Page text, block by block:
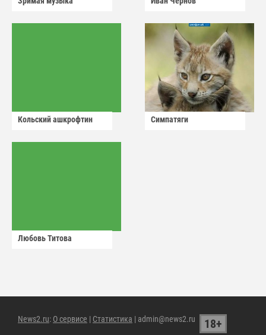
Кольский ашкрофтин Симпатяги
Любовь Титова
News2.ru: О сервисе | Статистика | admin@news2.ru 18+